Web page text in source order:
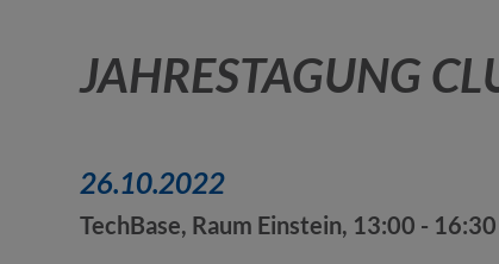
JAHRESTAGUNG
26.10.2022
TechBase, Raum Einstein, 13:00 -